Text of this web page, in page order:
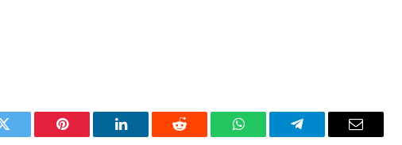
Twitter Pinterest LinkedIn Reddit WhatsAppTelegram Email